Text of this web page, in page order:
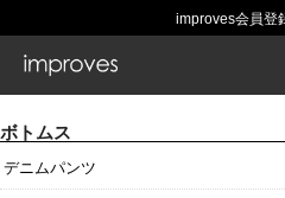
improves会員登
ボトムス
デニムパンツ